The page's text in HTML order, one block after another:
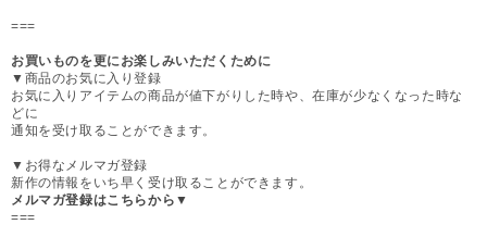
===
お買いものを更にお楽しみいただくために
▼商品のお気に入り登録
お気に入りアイテムの商品が値下がりした時や、在庫が少なくなった時な
どに
通知を受け取ることができます。
▼お得なメルマガ登録
新作の情報をいち早く受け取ることができます。
メルマガ登録はこちらから▼
===